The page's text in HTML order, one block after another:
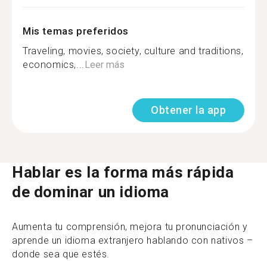
Mis temas preferidos
Traveling, movies, society, culture and traditions,
economics,... Leer más
Obtener la app
Hablar es la forma más rápida
de dominar un idioma
Aumenta tu comprensión, mejora tu pronunciación y
aprende un idioma extranjero hablando con nativos –
donde sea que estés.